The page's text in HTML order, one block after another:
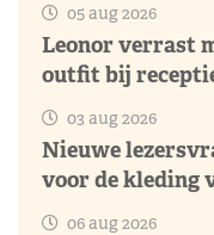
05 aug 2026
Leonor verrast
outfit bij
03 aug 2026
Nieuwe
voor de kleding
06 aug 2026